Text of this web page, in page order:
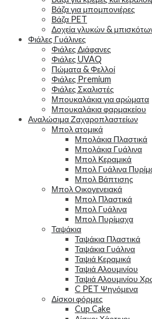
Βάζα για μπομπονιέρες
Βάζα PET
Δοχεία γλυκών &
Φιάλες Γυάλινες
Φιάλες Διάφανες
Φιάλες UVAQ
Πώματα & Φελλοί
Φιάλες Premium
Φιάλες Σκαλιστές
Μπουκαλάκια για αρώματα
Μπουκαλάκια φαρμακείου
Αναλώσιμα Ζαχαροπλαστείων
Μπολ ατομικά
Μπολάκια Πλαστικά
Μπολάκια Γυάλινα
Μπολ Κεραμικά
Μπολ Γυάλινα
Μπολ Βάπτισης
Μπολ Οικογενειακά
Μπολ Πλαστικά
Μπολ Γυάλινα
Μπολ Πυρίμαχα
Ταψάκια
Ταψάκια Πλαστικά
Ταψάκια Γυάλινα
Ταψιά Κεραμικά
Ταψιά Αλουμινίου
Ταψιά Αλουμινίου
C PET Ψηνόμενα
Δίσκοι φόρμες
Cup Cake